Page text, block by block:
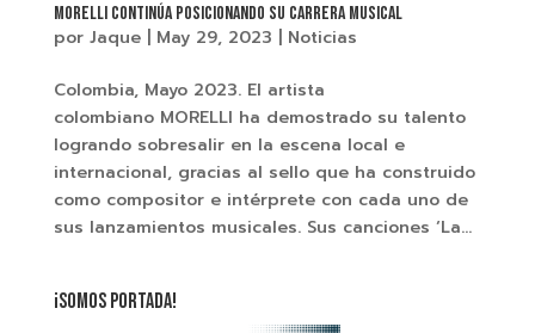
Morelli continúa posicionando su carrera musical
por Jaque| May 29, 2023 | Noticias
Colombia, Mayo 2023. El artista
colombiano MORELLI ha demostrado su talento
logrando sobresalir en la escena local e
internacional, gracias al sello que ha construido
como compositor e intérprete con cada uno de
sus lanzamientos musicales. Sus canciones ‘La...
¡SOMOS PORTADA!